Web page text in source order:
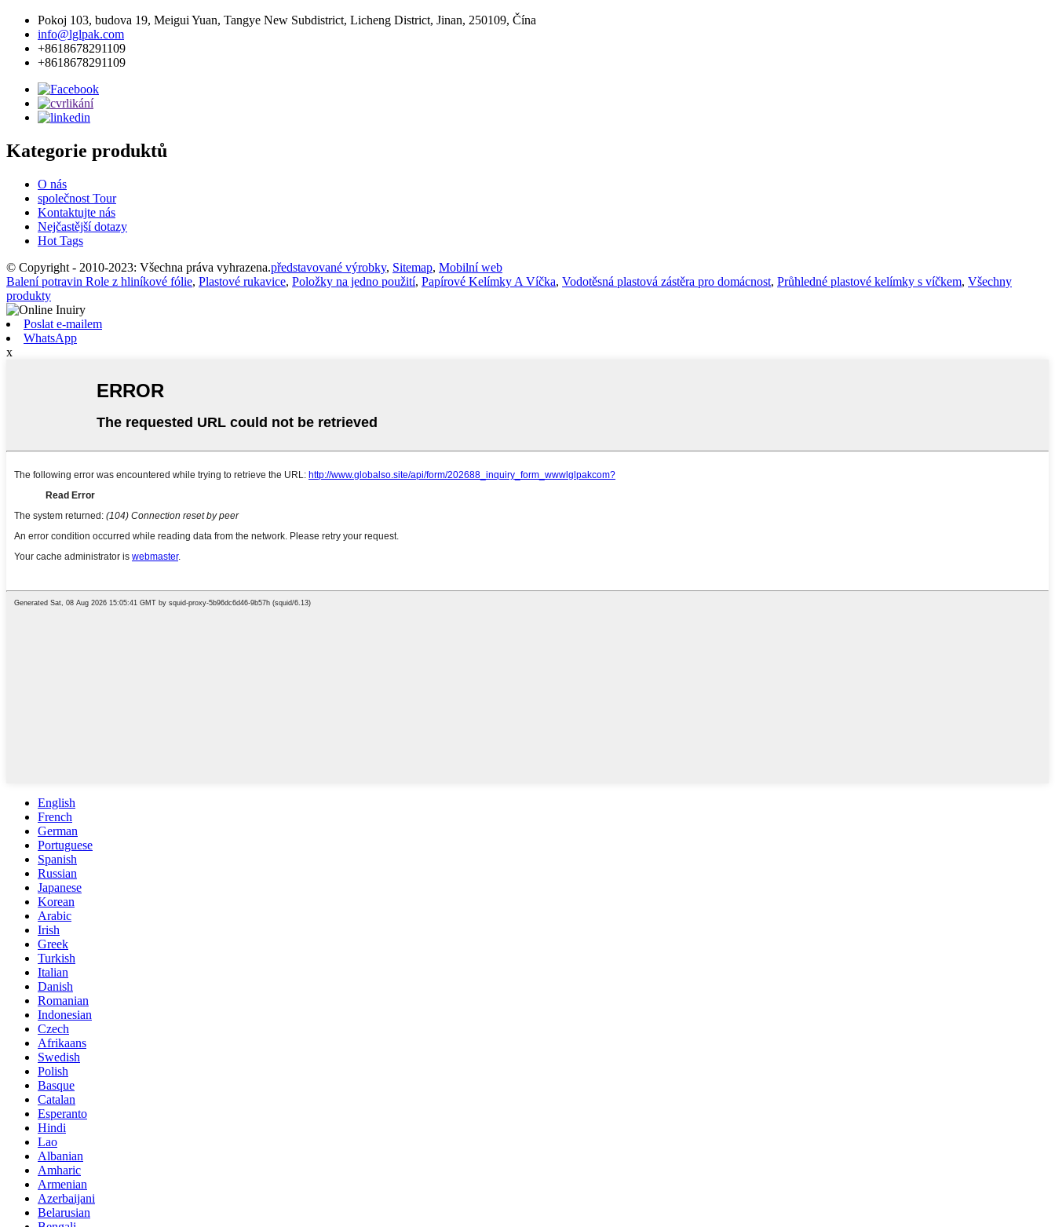
Pokoj 103, budova 19, Meigui Yuan, Tangye New Subdistrict, Licheng District, Jinan, 250109, Čína
info@lglpak.com
+8618678291109
+8618678291109
Kategorie produktů
O nás
společnost Tour
Kontaktujte nás
Nejčastější dotazy
Hot Tags
© Copyright - 2010-2023: Všechna práva vyhrazena.představované výrobky, Sitemap, Mobilní web
Balení potravin Role z hliníkové fólie, Plastové rukavice, Položky na jedno použití, Papírové Kelímky A Víčka, Vodotěsná plastová zástěra pro domácnost, Průhledné plastové kelímky s víčkem, Všechny
produkty
Poslat e-mailem
WhatsApp
x
English
French
German
Portuguese
Spanish
Russian
Japanese
Korean
Arabic
Irish
Greek
Turkish
Italian
Danish
Romanian
Indonesian
Czech
Afrikaans
Swedish
Polish
Basque
Catalan
Esperanto
Hindi
Lao
Albanian
Amharic
Armenian
Azerbaijani
Belarusian